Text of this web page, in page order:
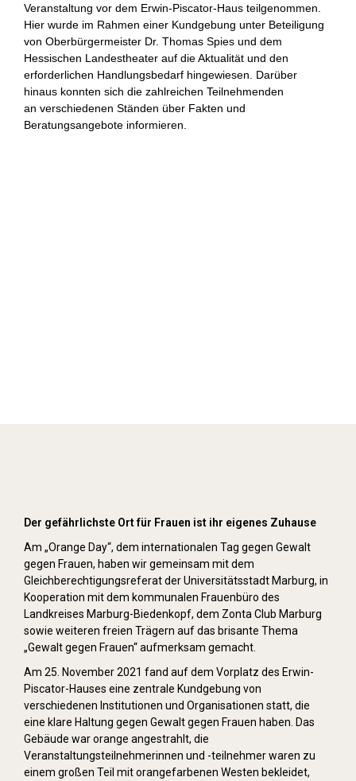
Veranstaltung vor dem Erwin-Piscator-Haus teilgenommen.
Hier wurde im Rahmen einer Kundgebung unter Beteiligung
von Oberbürgermeister Dr. Thomas Spies und dem
Hessischen Landestheater auf die Aktualität und den
erforderlichen Handlungsbedarf hingewiesen. Darüber
hinaus konnten sich die zahlreichen Teilnehmenden
an verschiedenen Ständen über Fakten und
Beratungsangebote informieren.
Der gefährlichste Ort für Frauen ist ihr eigenes Zuhause
Am „Orange Day“, dem internationalen Tag gegen Gewalt
gegen Frauen, haben wir gemeinsam mit dem
Gleichberechtigungsreferat der Universitätsstadt Marburg, in
Kooperation mit dem kommunalen Frauenbüro des
Landkreises Marburg-Biedenkopf, dem Zonta Club Marburg
sowie weiteren freien Trägern auf das brisante Thema
„Gewalt gegen Frauen“ aufmerksam gemacht.
Am 25. November 2021 fand auf dem Vorplatz des Erwin-
Piscator-Hauses eine zentrale Kundgebung von
verschiedenen Institutionen und Organisationen statt, die
eine klare Haltung gegen Gewalt gegen Frauen haben. Das
Gebäude war orange angestrahlt, die
Veranstaltungsteilnehmerinnen und -teilnehmer waren zu
einem großen Teil mit orangefarbenen Westen bekleidet,